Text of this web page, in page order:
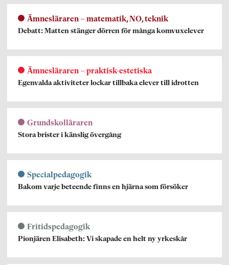
Ämnesläraren – matematik, NO, teknik
Debatt: Matten stänger dörren för många komvuxelever
Ämnesläraren – praktisk-estetiska
Egenvalda aktiviteter lockar tillbaka elever till idrotten
Grundskolläraren
Stora brister i känslig övergång
Specialpedagogik
Bakom varje beteende finns en hjärna som försöker
Fritidspedagogik
Pionjären Elisabeth: Vi skapade en helt ny yrkeskår